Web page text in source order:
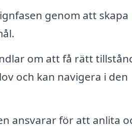
genom att skapa
om att få rätt
och kan navigera i den
ansvarar för att anlita